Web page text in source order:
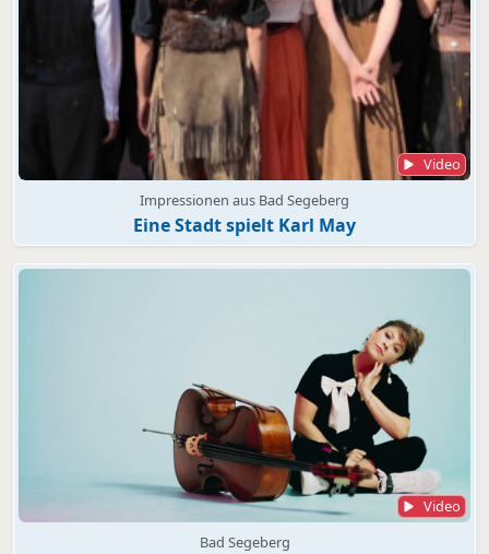
Video
Impressionen aus Bad Segeberg
Eine Stadt spielt Karl May
Video
Bad Segeberg